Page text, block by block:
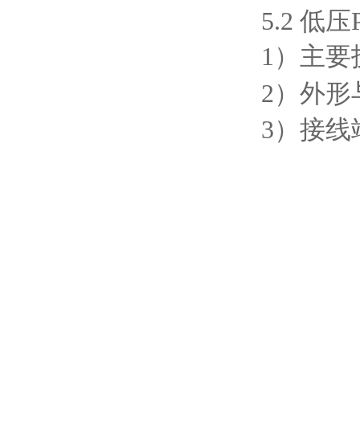
5.2 低
1）主
2）外形
3）接线